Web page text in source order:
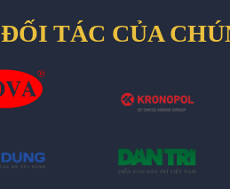
ĐỐI TÁC CỦA